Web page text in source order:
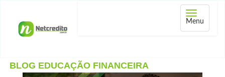
Abrir
menu
Menu
BLOG EDUCAÇÃO FINANCEIRA